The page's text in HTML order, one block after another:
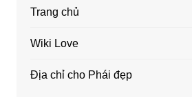
Trang chủ
Wiki Love
Địa chỉ cho Phái đẹp